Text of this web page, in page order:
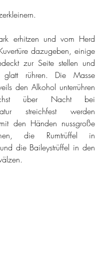
erhitzen und vom Herd
dazugeben, einige
zur Seite stellen und
glatt rühren. Die Masse
den Alkohol unterrühren
über Nacht bei
streichfest werden
den Händen nussgroße
die Rumtrüffel in
die Baileystrüffel in den